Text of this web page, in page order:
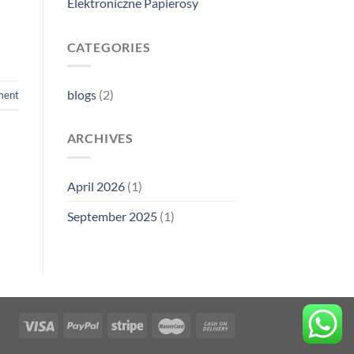
CATEGORIES
blogs(2)
ARCHIVES
April 2026(1)
September 2025(1)